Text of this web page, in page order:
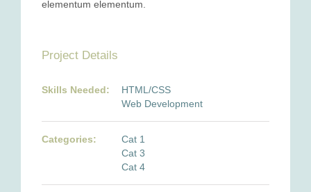
elementum elementum.
Project Details
Skills Needed:
HTML/CSS
Web Development
Categories:
Cat 1
Cat 3
Cat 4